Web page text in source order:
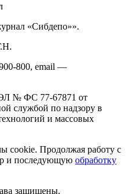
«Сибдепо»».
800, email —
№ ФС 77-67871 от
службой по надзору в
и массовых
cookie. Продолжая работу с
и последующую обработку
защищены.